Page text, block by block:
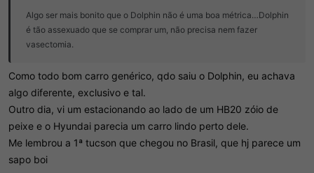
Algo ser mais bonito que o Dolphin não é uma boa métrica…Dolphin
é tão assexuado que se comprar um, não precisa nem fazer
vasectomia.
Como todo bom carro genérico, qdo saiu o Dolphin, eu achava
algo diferente, exclusivo e tal.
Outro dia, vi um estacionando ao lado de um HB20 zóio de
peixe e o Hyundai parecia um carro lindo perto dele.
Me lembrou a 1ª tucson que chegou no Brasil, que hj parece um
sapo boi